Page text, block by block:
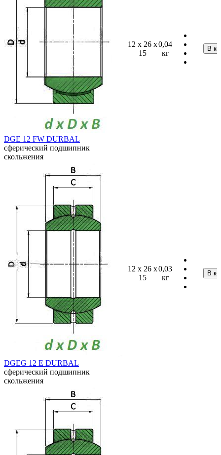
DGE 12 FW DURBAL
сферический подшипник
скольжения
12 x 26 x
15
0,04
кг
DGEG 12 E DURBAL
сферический подшипник
скольжения
12 x 26 x
15
0,03
кг